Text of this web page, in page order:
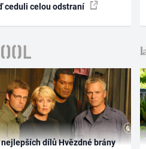
ceduli celou odstraní
dílů Hvězdné brány